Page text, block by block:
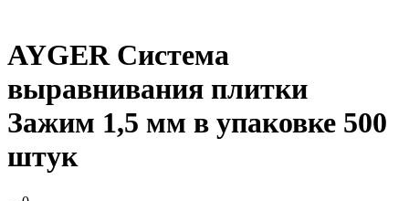
AYGER Система
выравнивания плитки
Зажим 1,5 мм в упаковке 500
штук